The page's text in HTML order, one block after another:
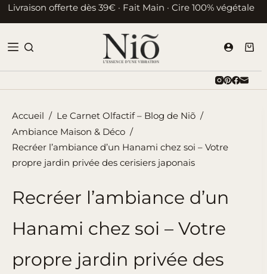
Passer
au
Livraison offerte dès 39€ · Fait Main · Cire 100% végétale
Accueil / Le Carnet Olfactif – Blog de Niõ /
Ambiance Maison & Déco /
Recréer l’ambiance d’un Hanami chez soi – Votre
propre jardin privée des cerisiers japonais
Recréer l’ambiance d’un
Hanami chez soi – Votre
propre jardin privée des